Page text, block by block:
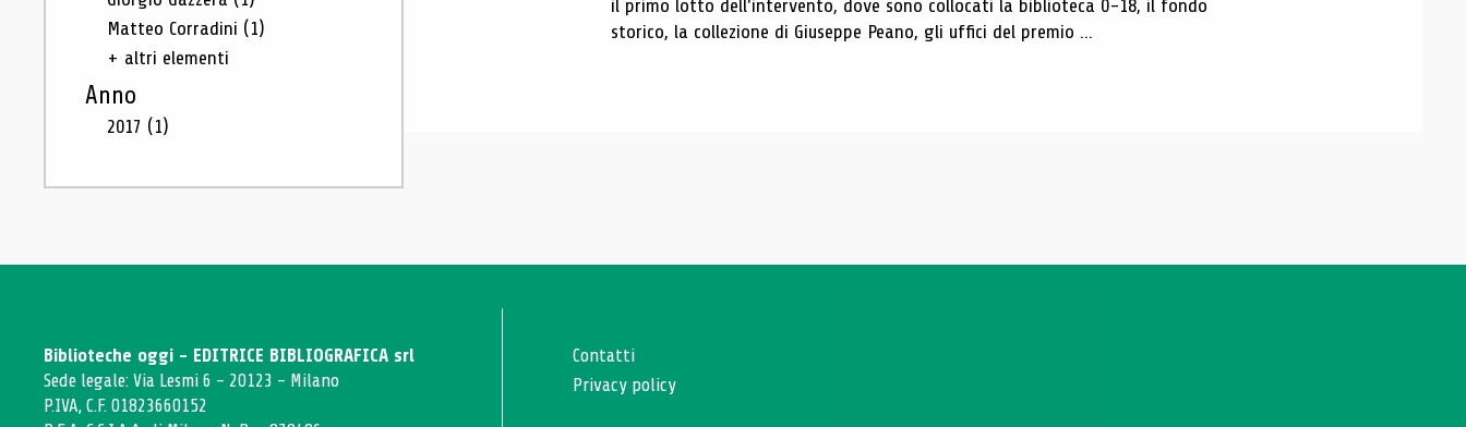
Matteo Corradini (1)
+ altri elementi
Anno
2017 (1)
il primo lotto dell'intervento, dove sono collocati la biblioteca 0-18, il fondo
storico, la collezione di Giuseppe Peano, gli uffici del premio ...
Biblioteche oggi - EDITRICE BIBLIOGRAFICA srl
Sede legale: Via Lesmi 6 - 20123 - Milano
P.IVA, C.F. 01823660152
Contatti
Privacy policy